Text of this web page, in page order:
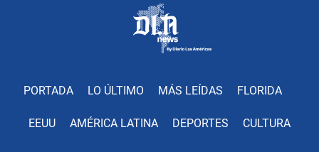
PORTADA LO ÚLTIMO MÁS LEÍDAS FLORIDA
EEUU AMÉRICA LATINA DEPORTES CULTURA